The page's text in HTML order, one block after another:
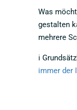
Was
gestalten
mehrere
ℹ️
immer der